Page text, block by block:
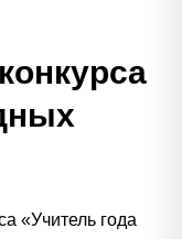
«Учитель года